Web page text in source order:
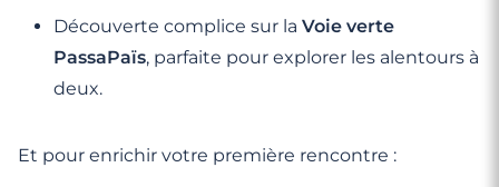
Découverte complice sur la Voie verte
PassaPaïs, parfaite pour explorer les alentours à
deux.
Et pour enrichir votre première rencontre :